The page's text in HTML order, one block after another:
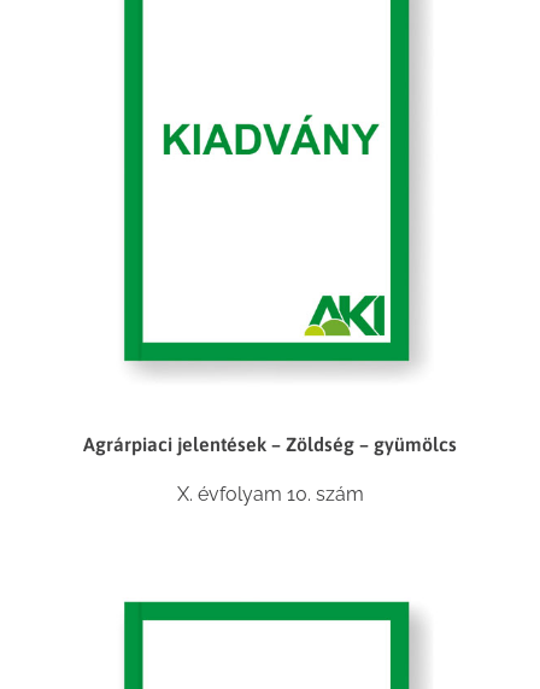
Agrárpiaci jelentések – Zöldség – gyümölcs
X. évfolyam 10. szám